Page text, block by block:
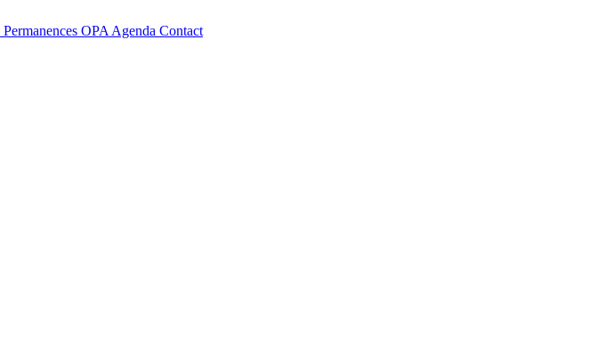
Permanences OPA Agenda Contact